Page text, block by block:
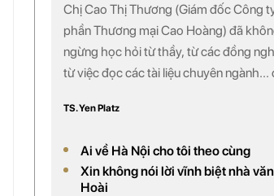
Chị Cao Thị Thương (Giám đốc Công
phần Thương mại Cao Hoàng) đã
ngừng học hỏi từ thầy, từ các đồng
từ việc đọc các tài liệu chuyên ngành...
dược phẩm làm đẹp từ thảo mộc. Chị đã
và đang được đưa vào sử dụng rộng rãi ở
hàng chục spa (thuộc hệ thống của
TS. Yen Platz
Ai về Hà Nội cho tôi theo cùng
Xin không nói lời vĩnh biệt nhà
Hoài